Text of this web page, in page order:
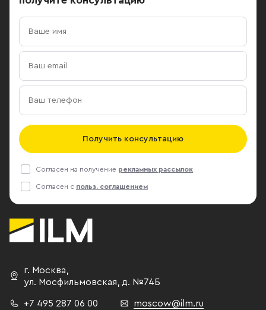
Получить консультацию
Согласен на получение рекламных рассылок
Согласен с польз. соглашением
г. Москва,
ул. Мосфильмовская, д. №74Б
+7 495 287 06 00 moscow@ilm.ru